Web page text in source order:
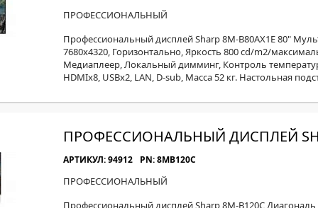
ПРОФЕССИОНАЛЬНЫЙ
Профессиональный дисплей Sharp 8M-B80AX1E 80"
7680x4320, Горизонтально, Яркость 800 cd/m2/
Медиаплеер, Локальный димминг, Контроль
HDMIx8, USBx2, LAN, D-sub, Масса 52 кг. Настольная
ПРОФЕССИОНАЛЬНЫЙ ДИСПЛЕЙ
АРТИКУЛ: 94912 PN: 8MB120C
ПРОФЕССИОНАЛЬНЫЙ
Профессиональный дисплей Sharp 8M-B120C